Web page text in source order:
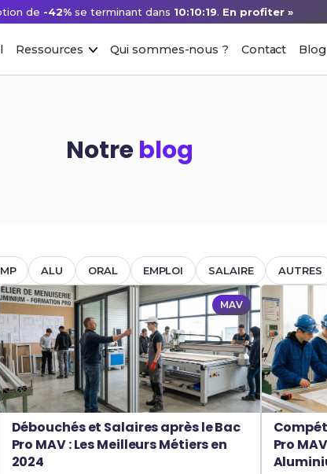
de -42% se terminant dans 10:10:19. En profiter »
Ressources Qui sommes-nous ? Contact Blog
Notreblog
ALU ORAL EMPLOI SALAIRE AUTRES
MAV
Débouchés et Salaires après le Bac
Pro MAV : Les Meilleurs Métiers en
2024
Pro